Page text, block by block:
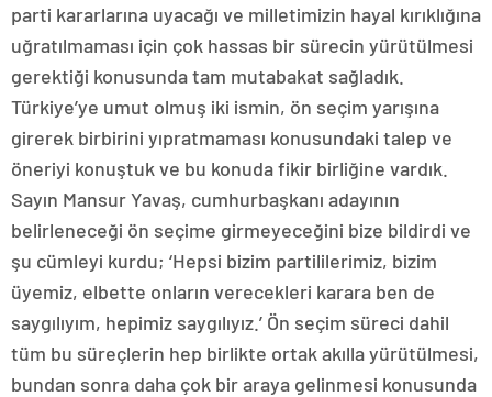
parti kararlarına uyacağı ve milletimizin hayal kırıklığına
uğratılmaması için çok hassas bir sürecin yürütülmesi
gerektiği konusunda tam mutabakat sağladık.
Türkiye’ye umut olmuş iki ismin, ön seçim yarışına
girerek birbirini yıpratmaması konusundaki talep ve
öneriyi konuştuk ve bu konuda fikir birliğine vardık.
Sayın Mansur Yavaş, cumhurbaşkanı adayının
belirleneceği ön seçime girmeyeceğini bize bildirdi ve
şu cümleyi kurdu; ‘Hepsi bizim partililerimiz, bizim
üyemiz, elbette onların verecekleri karara ben de
saygılıyım, hepimiz saygılıyız.’ Ön seçim süreci dahil
tüm bu süreçlerin hep birlikte ortak akılla yürütülmesi,
bundan sonra daha çok bir araya gelinmesi konusunda